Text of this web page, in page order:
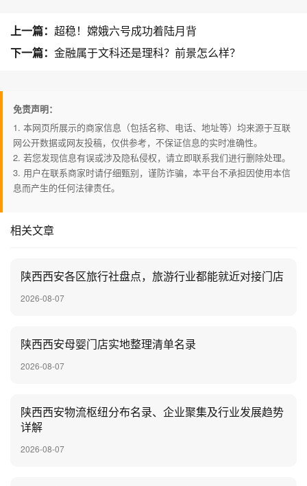
上一篇： 超稳！嫦娥六号成功着陆月背
下一篇： 金融属于文科还是理科？前景怎么样？
免责声明：
1. 本网页所展示的商家信息（包括名称、电话、地址等）均来源于互联
网公开数据或网友投稿，仅供参考，不保证信息的实时准确性。
2. 若您发现信息有误或涉及隐私侵权，请立即联系我们进行删除处理。
3. 用户在联系商家时请仔细甄别，谨防诈骗，本平台不承担因使用本信
息而产生的任何法律责任。
相关文章
陕西西安各区旅行社盘点，旅游行业都能就近对接门店
2026-08-07
陕西西安母婴门店实地整理清单名录
2026-08-07
陕西西安物流枢纽分布名录、企业聚集及行业发展趋势
详解
2026-08-07